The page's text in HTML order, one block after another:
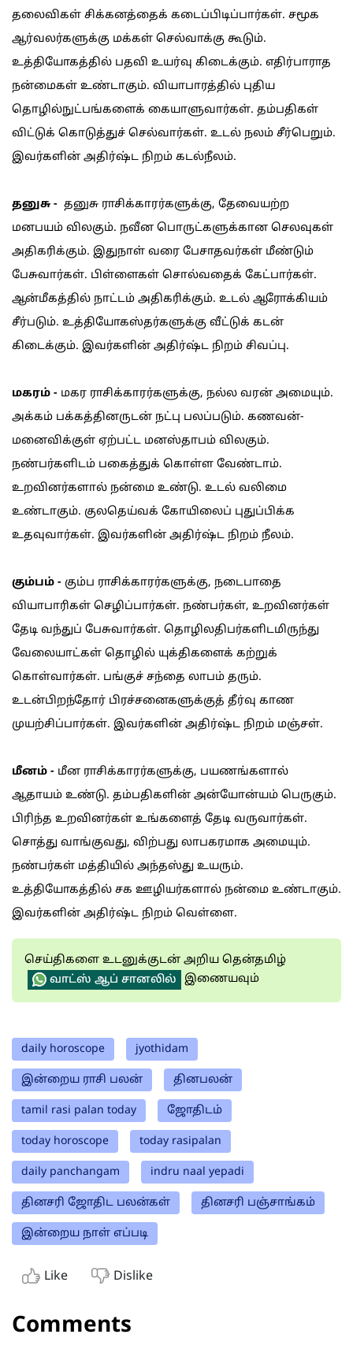
தலைவிகள் சிக்கனத்தைக் கடைப்பிடிப்பார்கள். சமூக
ஆர்வலர்களுக்கு மக்கள் செல்வாக்கு கூடும்.
உத்தியோகத்தில் பதவி உயர்வு கிடைக்கும். எதிர்பாராத
நன்மைகள் உண்டாகும். வியாபாரத்தில் புதிய
தொழில்நுட்பங்களைக் கையாளுவார்கள். தம்பதிகள்
விட்டுக் கொடுத்துச் செல்வார்கள். உடல் நலம் சீர்பெறும்.
இவர்களின் அதிர்ஷ்ட நிறம் கடல்நீலம்.
தனுசு - தனுசு ராசிக்காரர்களுக்கு, தேவையற்ற
மனபயம் விலகும். நவீன பொருட்களுக்கான செலவுகள்
அதிகரிக்கும். இதுநாள் வரை பேசாதவர்கள் மீண்டும்
பேசுவார்கள். பிள்ளைகள் சொல்வதைக் கேட்பார்கள்.
ஆன்மீகத்தில் நாட்டம் அதிகரிக்கும். உடல் ஆரோக்கியம்
சீர்படும். உத்தியோகஸ்தர்களுக்கு வீட்டுக் கடன்
கிடைக்கும். இவர்களின் அதிர்ஷ்ட நிறம் சிவப்பு.
மகரம் - மகர ராசிக்காரர்களுக்கு, நல்ல வரன் அமையும்.
அக்கம் பக்கத்தினருடன் நட்பு பலப்படும். கணவன்-
மனைவிக்குள் ஏற்பட்ட மனஸ்தாபம் விலகும்.
நண்பர்களிடம் பகைத்துக் கொள்ள வேண்டாம்.
உறவினர்களால் நன்மை உண்டு. உடல் வலிமை
உண்டாகும். குலதெய்வக் கோயிலைப் புதுப்பிக்க
உதவுவார்கள். இவர்களின் அதிர்ஷ்ட நிறம் நீலம்.
கும்பம் - கும்ப ராசிக்காரர்களுக்கு, நடைபாதை
வியாபாரிகள் செழிப்பார்கள். நண்பர்கள், உறவினர்கள்
தேடி வந்துப் பேசுவார்கள். தொழிலதிபர்களிடமிருந்து
வேலையாட்கள் தொழில் யுக்திகளைக் கற்றுக்
கொள்வார்கள். பங்குச் சந்தை லாபம் தரும்.
உடன்பிறந்தோர் பிரச்சனைகளுக்குத் தீர்வு காண
முயற்சிப்பார்கள். இவர்களின் அதிர்ஷ்ட நிறம் மஞ்சள்.
மீனம் - மீன ராசிக்காரர்களுக்கு, பயணங்களால்
ஆதாயம் உண்டு. தம்பதிகளின் அன்யோன்யம் பெருகும்.
பிரிந்த உறவினர்கள் உங்களைத் தேடி வருவார்கள்.
சொத்து வாங்குவது, விற்பது லாபகரமாக அமையும்.
நண்பர்கள் மத்தியில் அந்தஸ்து உயரும்.
உத்தியோகத்தில் சக ஊழியர்களால் நன்மை உண்டாகும்.
இவர்களின் அதிர்ஷ்ட நிறம் வெள்ளை.
செய்திகளை உடனுக்குடன் அறிய தென்தமிழ்
வாட்ஸ் ஆப் சானலில்
இணையவும்
daily horoscope jyothidam
இன்றைய ராசி பலன் தினபலன்
tamil rasi palan today ஜோதிடம்
today horoscope today rasipalan
daily panchangam indru naal yepadi
தினசரி ஜோதிட பலன்கள் தினசரி பஞ்சாங்கம்
இன்றைய நாள் எப்படி
Like Dislike
Comments